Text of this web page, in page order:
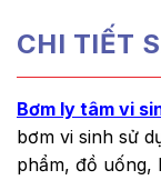
CHI TIẾT
Bơm ly tâm vi
bơm vi sinh sử
phẩm, đồ uống,